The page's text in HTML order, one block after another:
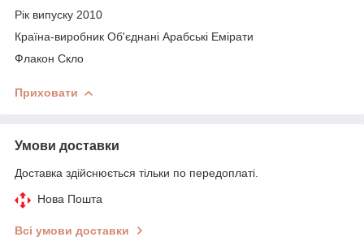
Рік випуску 2010
Країна-виробник Об'єднані Арабські Емірати
Флакон Скло
Приховати
Умови доставки
Доставка здійснюється тільки по передоплаті.
Нова Пошта
Всі умови доставки